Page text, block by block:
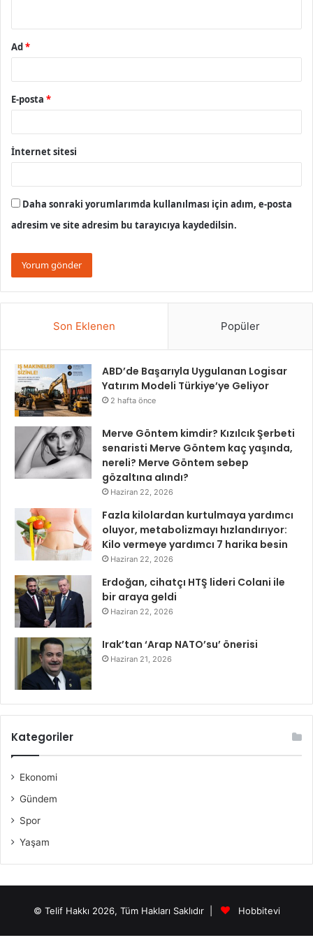
Ad*
E-posta *
İnternet sitesi
Daha sonraki yorumlarımda kullanılması için adım, e-posta
adresim ve site adresim bu tarayıcıya kaydedilsin.
Son Eklenen Popüler
ABD’de Başarıyla Uygulanan Logisar
Yatırım Modeli Türkiye’ye Geliyor
2 hafta önce
Merve Göntem kimdir? Kızılcık Şerbeti
senaristi Merve Göntem kaç yaşında,
nereli? Merve Göntem sebep
gözaltına alındı?
Haziran 22, 2026
Fazla kilolardan kurtulmaya yardımcı
oluyor, metabolizmayı hızlandırıyor:
Kilo vermeye yardımcı 7 harika besin
Haziran 22, 2026
Erdoğan, cihatçı HTŞ lideri Colani ile
bir araya geldi
Haziran 22, 2026
Irak’tan ‘Arap NATO’su’ önerisi
Haziran 21, 2026
Kategoriler
Ekonomi
Gündem
Spor
Yaşam
© Telif Hakkı 2026, Tüm Hakları Saklıdır | Hobbitevi